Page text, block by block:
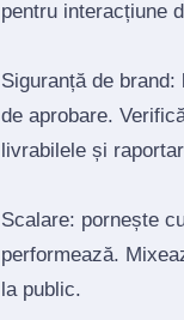
pentru interacțiune
Siguranță de
de aprobare.
livrabilele și
Scalare: pornește
performează.
la public.